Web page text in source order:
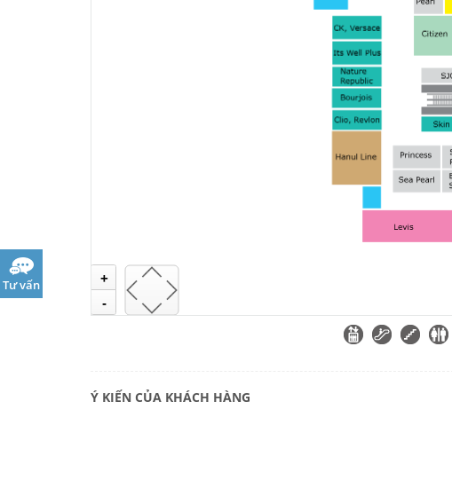
+
-
Ý KIẾN CỦA KHÁCH HÀNG
Tư vấn